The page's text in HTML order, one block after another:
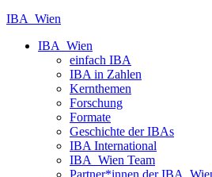
IBA_Wien
IBA_Wien
einfach IBA
IBA in Zahlen
Kernthemen
Forschung
Formate
Geschichte der IBAs
IBA International
IBA_Wien Team